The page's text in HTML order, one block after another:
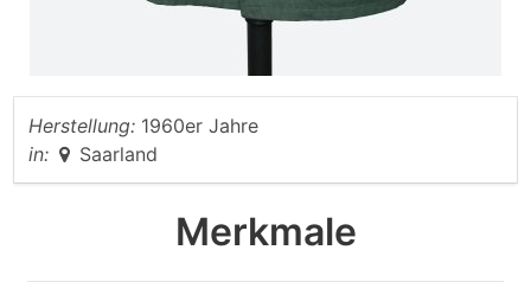
Herstellung: 1960er Jahre
in:
Saarland
Merkmale